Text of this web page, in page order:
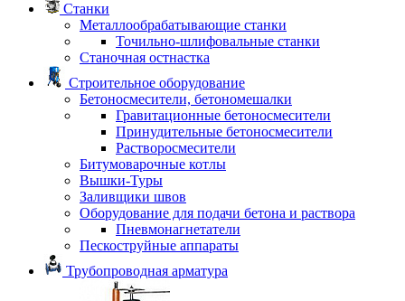
Станки
Металлообрабатывающие станки
Точильно-шлифовальные станки
Станочная остнастка
Строительное оборудование
Бетоносмесители, бетономешалки
Гравитационные бетоносмесители
Принудительные бетоносмесители
Растворосмесители
Битумоварочные котлы
Вышки-Туры
Заливщики швов
Оборудование для подачи бетона и раствора
Пневмонагнетатели
Пескоструйные аппараты
Трубопроводная арматура